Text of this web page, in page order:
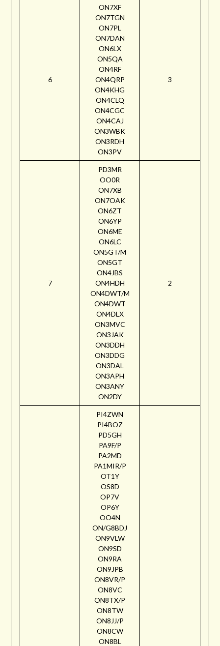
6
ON7XF
ON7TGN
ON7PL
ON7DAN
ON6LX
ON5QA
ON4RF
ON4QRP
ON4KHG
ON4CLQ
ON4CGC
ON4CAJ
ON3WBK
ON3RDH
ON3PV
3
7
PD3MR
OO0R
ON7XB
ON7OAK
ON6ZT
ON6YP
ON6ME
ON6LC
ON5GT/M
ON5GT
ON4JBS
ON4HDH
ON4DWT/M
ON4DWT
ON4DLX
ON3MVC
ON3JAK
ON3DDH
ON3DDG
ON3DAL
ON3APH
ON3ANY
ON2DY
2
PI4ZWN
PI4BOZ
PD5GH
PA9F/P
PA2MD
PA1MIR/P
OT1Y
OS8D
OP7V
OP6Y
OO4N
ON/G8BDJ
ON9VLW
ON9SD
ON9RA
ON9JPB
ON8VR/P
ON8VC
ON8TX/P
ON8TW
ON8JJ/P
ON8CW
ON8BL